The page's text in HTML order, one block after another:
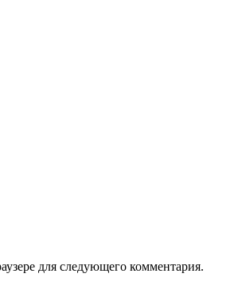
для следующего комментария.